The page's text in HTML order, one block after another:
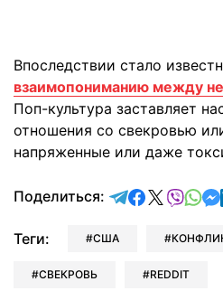
Впоследствии стало
взаимопониманию между
Поп-культура заставляет
отношения со свекровью
напряженные или даже
Поделиться: отправить в
Теги: США
СВЕКРОВЬ REDDIT